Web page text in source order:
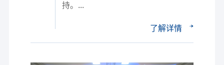
持。...
了解详情